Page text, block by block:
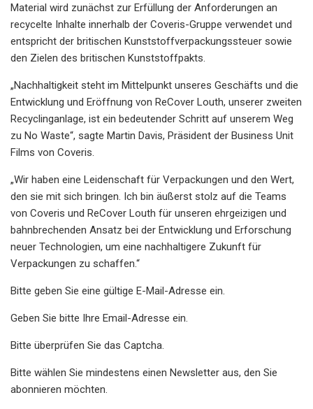
Material wird zunächst zur Erfüllung der Anforderungen an
recycelte Inhalte innerhalb der Coveris-Gruppe verwendet und
entspricht der britischen Kunststoffverpackungssteuer sowie
den Zielen des britischen Kunststoffpakts.
„Nachhaltigkeit steht im Mittelpunkt unseres Geschäfts und die
Entwicklung und Eröffnung von ReCover Louth, unserer zweiten
Recyclinganlage, ist ein bedeutender Schritt auf unserem Weg
zu No Waste“, sagte Martin Davis, Präsident der Business Unit
Films von Coveris.
„Wir haben eine Leidenschaft für Verpackungen und den Wert,
den sie mit sich bringen. Ich bin äußerst stolz auf die Teams
von Coveris und ReCover Louth für unseren ehrgeizigen und
bahnbrechenden Ansatz bei der Entwicklung und Erforschung
neuer Technologien, um eine nachhaltigere Zukunft für
Verpackungen zu schaffen.“
Bitte geben Sie eine gültige E-Mail-Adresse ein.
Geben Sie bitte Ihre Email-Adresse ein.
Bitte überprüfen Sie das Captcha.
Bitte wählen Sie mindestens einen Newsletter aus, den Sie
abonnieren möchten.